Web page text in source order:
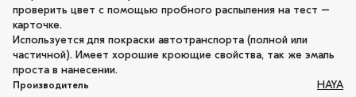
проверить цвет с помощью пробного распыления на тест –
карточке.
Используется для покраски автотранспорта (полной или
частичной). Имеет хорошие кроющие свойства, так же эмаль
проста в нанесении.
Производитель HAYA